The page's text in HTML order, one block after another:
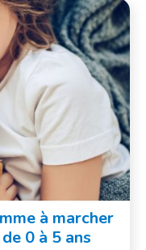
à marcher
0 à 5 ans